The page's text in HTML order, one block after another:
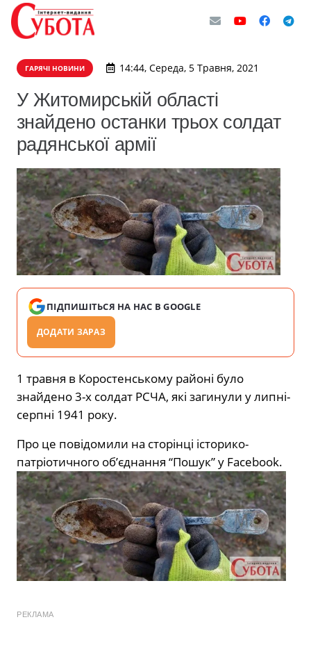
ГАРЯЧІ НОВИНИ 14:44, Середа, 5 Травня, 2021
У Житомирській області
знайдено останки трьох солдат
радянської армії
ПІДПИШІТЬСЯ НА НАС В GOOGLE
ДОДАТИ ЗАРАЗ
1 травня в Коростенському районі було
знайдено 3-х солдат РСЧА, які загинули у липні-
серпні 1941 року.
Про це повідомили на сторінці історико-
патріотичного об’єднання “Пошук” у Facebook.
РЕКЛАМА